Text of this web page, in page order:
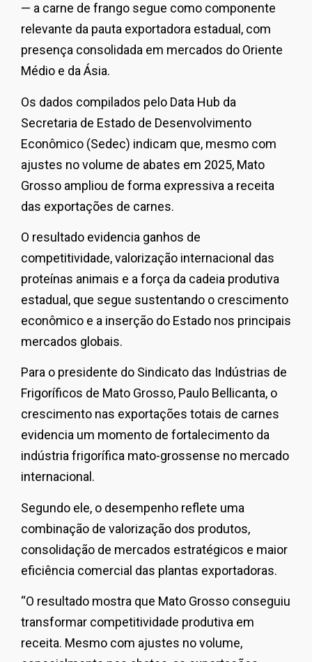
— a carne de frango segue como componente
relevante da pauta exportadora estadual, com
presença consolidada em mercados do Oriente
Médio e da Ásia.
Os dados compilados pelo Data Hub da
Secretaria de Estado de Desenvolvimento
Econômico (Sedec) indicam que, mesmo com
ajustes no volume de abates em 2025, Mato
Grosso ampliou de forma expressiva a receita
das exportações de carnes.
O resultado evidencia ganhos de
competitividade, valorização internacional das
proteínas animais e a força da cadeia produtiva
estadual, que segue sustentando o crescimento
econômico e a inserção do Estado nos principais
mercados globais.
Para o presidente do Sindicato das Indústrias de
Frigoríficos de Mato Grosso, Paulo Bellicanta, o
crescimento nas exportações totais de carnes
evidencia um momento de fortalecimento da
indústria frigorífica mato-grossense no mercado
internacional.
Segundo ele, o desempenho reflete uma
combinação de valorização dos produtos,
consolidação de mercados estratégicos e maior
eficiência comercial das plantas exportadoras.
“O resultado mostra que Mato Grosso conseguiu
transformar competitividade produtiva em
receita. Mesmo com ajustes no volume,